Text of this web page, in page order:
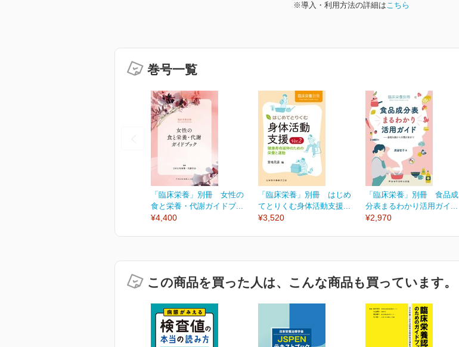
※導入・利用方法の詳細はこちら
巻号一覧
「臨床栄養」別冊 女性の
食と栄養・代謝ガイドブ...
¥4,400
「臨床栄養」別冊 はじめ
てとりくむ身体活動支援...
¥3,520
「臨床栄養」別冊 食品成
分表まるわかり活用ガイ...
¥2,970
この商品を買った人は、こんな商品も買っています。